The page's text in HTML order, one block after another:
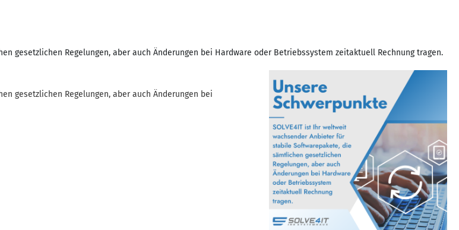
gesetzlichen Regelungen, aber auch Änderungen bei Hardware oder Betriebssystem zeitaktuell Rechnung tragen.
gesetzlichen Regelungen, aber auch Änderungen bei